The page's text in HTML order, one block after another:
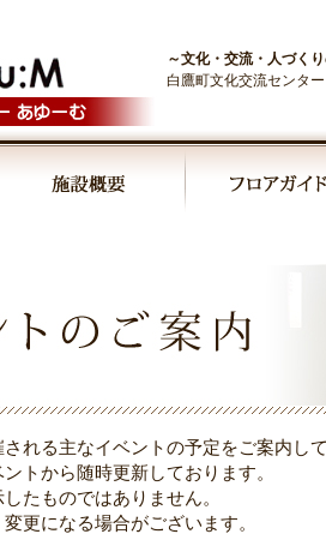
～文化・交流・人づく
白鷹町文化交流センタ
される主なイベントの予定をご案内し
トから随時更新しております。
たものではありません。
更になる場合がございます。